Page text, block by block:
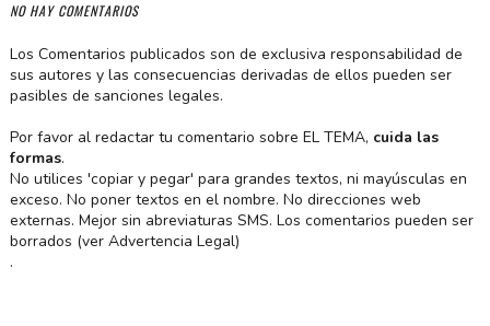
NO HAY COMENTARIOS
Los Comentarios publicados son de exclusiva responsabilidad de
sus autores y las consecuencias derivadas de ellos pueden ser
pasibles de sanciones legales.
Por favor al redactar tu comentario sobre EL TEMA, cuida las
formas.
No utilices 'copiar y pegar' para grandes textos, ni mayúsculas en
exceso. No poner textos en el nombre. No direcciones web
externas. Mejor sin abreviaturas SMS. Los comentarios pueden ser
borrados (ver Advertencia Legal)
.